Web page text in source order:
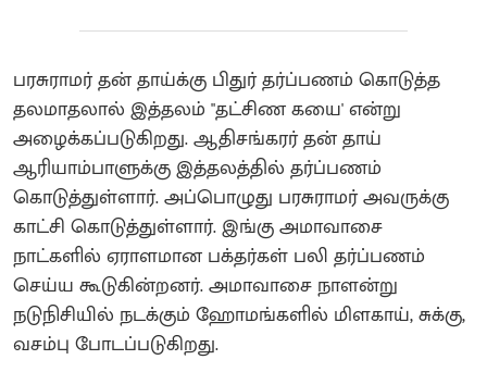
பரசுராமர் தன் தாய்க்கு பிதுர் தர்ப்பணம் கொடுத்த
தலமாதலால் இத்தலம் "தட்சிண கயை' என்று
அழைக்கப்படுகிறது. ஆதிசங்கரர் தன் தாய்
ஆரியாம்பாளுக்கு இத்தலத்தில் தர்ப்பணம்
கொடுத்துள்ளார். அப்பொழுது பரசுராமர் அவருக்கு
காட்சி கொடுத்துள்ளார். இங்கு அமாவாசை
நாட்களில் ஏராளமான பக்தர்கள் பலி தர்ப்பணம்
செய்ய கூடுகின்றனர். அமாவாசை நாளன்று
நடுநிசியில் நடக்கும் ஹோமங்களில் மிளகாய், சுக்கு,
வசம்பு போடப்படுகிறது.